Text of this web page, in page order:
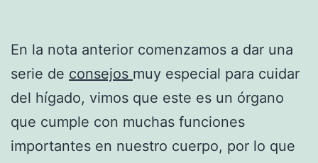
En la nota anterior comenzamos a dar una
serie de consejos muy especial para cuidar
del hígado, vimos que este es un órgano
que cumple con muchas funciones
importantes en nuestro cuerpo, por lo que